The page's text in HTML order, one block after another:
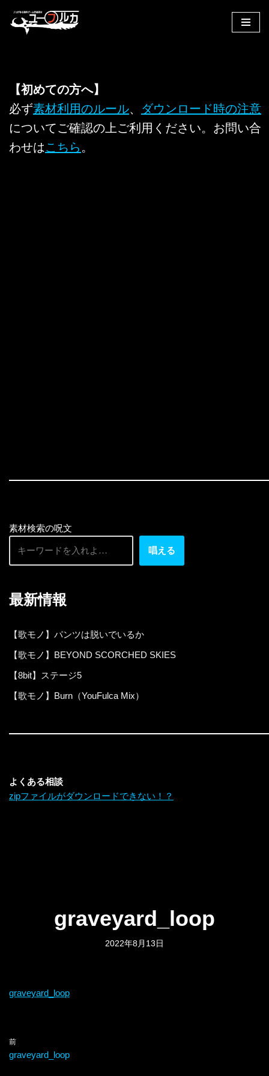
へ
キ
ッ
【初めての方へ】
必ず素材利用のルール、 ダウンロード時の注意
についてご確認の上ご利用ください。お問い合
わせはこちら 。
素材検索の呪文
唱える
最新情報
【歌モノ】パンツは脱いでいるか
【歌モノ】BEYOND SCORCHED SKIES
【8bit】ステージ5
【歌モノ】Burn（YouFulca Mix）
よくある相談
zipファイルがダウンロードできない！？
graveyard_loop
2022年8月13日
graveyard_loop
前
graveyard_loop